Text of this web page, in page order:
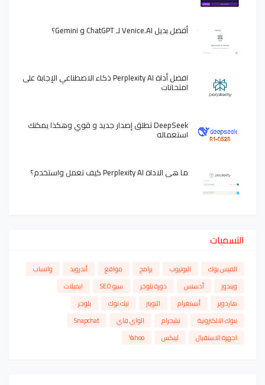
أفضل بديل Venice.AI لـ ChatGPT و Gemini؟
افضل أداة Perplexity AI ذكاء الاصطناعي الإجابة على
امتحانات
DeepSeek تطلق إصدار جديد و قوي وهكذا يمكنك
استعماله
ما هي الاداة Perplexity AI كيف تعمل واستخدم؟
التسميات
الفيس بوك اليوتيوب برامج مواقع أندرويد
واتساب
ويندوز
أدسنس دورة بلوجر سيو SEO
ايميلات
هاردوير
أنستغرام التويتر تيك توك
بلوجر
بنوك الالكترونية
تيليجرام الواي فاي
Snapchat
اجهزة الاستقبال
لينكس Yahoo